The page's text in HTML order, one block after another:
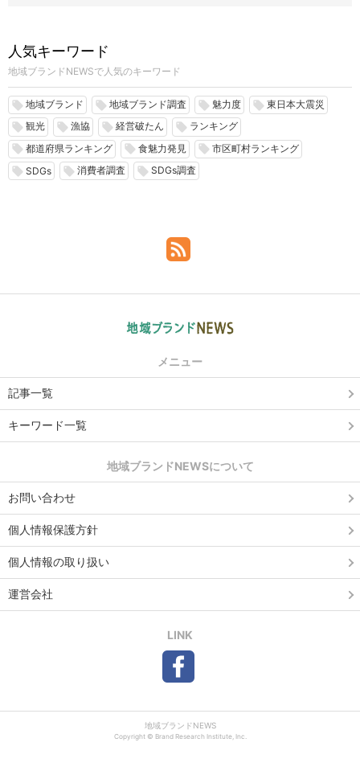
人気キーワード
地域ブランドNEWSで人気のキーワード
local_offer 地域ブランド local_offer 地域ブランド調査 local_offer 魅力度 local_offer 東日本大震災
local_offer 観光 local_offer 漁協 local_offer 経営破たん local_offer ランキング
local_offer 都道府県ランキング local_offer 食魅力発見 local_offer 市区町村ランキング
local_offer SDGs local_offer 消費者調査 local_offer SDGs調査
メニュー
記事一覧
キーワード一覧
地域ブランドNEWSについて
お問い合わせ
個人情報保護方針
個人情報の取り扱い
運営会社
LINK
地域ブランドNEWS
Copyright © Brand Research Institute, Inc.